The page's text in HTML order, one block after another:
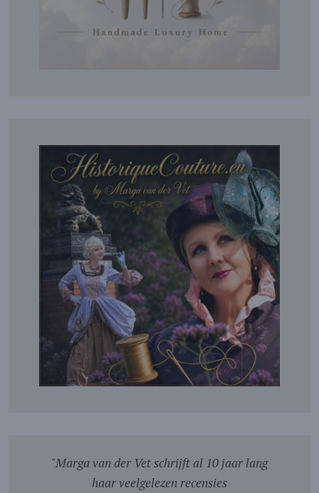
"Marga van der Vet schrijft al 10 jaar lang
haar veelgelezen recensies